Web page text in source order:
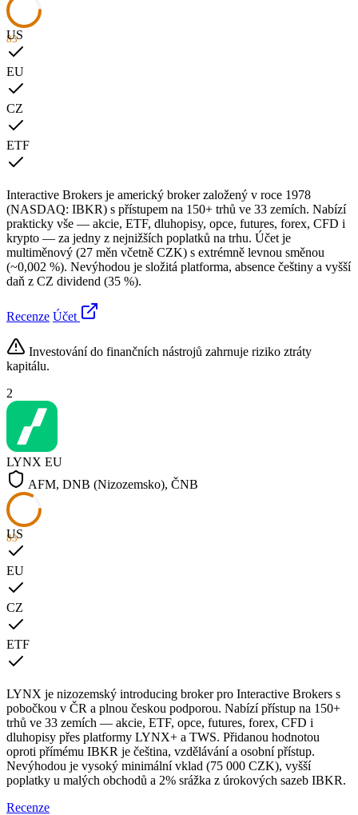
83
US
EU
CZ
ETF
Interactive Brokers je americký broker založený v roce 1978
(NASDAQ: IBKR) s přístupem na 150+ trhů ve 33 zemích. Nabízí
prakticky vše — akcie, ETF, dluhopisy, opce, futures, forex, CFD i
krypto — za jedny z nejnižších poplatků na trhu. Účet je
multiměnový (27 měn včetně CZK) s extrémně levnou směnou
(~0,002 %). Nevýhodou je složitá platforma, absence češtiny a vyšší
daň z CZ dividend (35 %).
Recenze Účet
Investování do finančních nástrojů zahrnuje riziko ztráty
kapitálu.
2
LYNX EU
AFM, DNB (Nizozemsko), ČNB
83
US
EU
CZ
ETF
LYNX je nizozemský introducing broker pro Interactive Brokers s
pobočkou v ČR a plnou českou podporou. Nabízí přístup na 150+
trhů ve 33 zemích — akcie, ETF, opce, futures, forex, CFD i
dluhopisy přes platformy LYNX+ a TWS. Přidanou hodnotou
oproti přímému IBKR je čeština, vzdělávání a osobní přístup.
Nevýhodou je vysoký minimální vklad (75 000 CZK), vyšší
poplatky u malých obchodů a 2% srážka z úrokových sazeb IBKR.
Recenze